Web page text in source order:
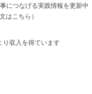
につなげる実践情報を更新中
はこちら）
り収入を得ています